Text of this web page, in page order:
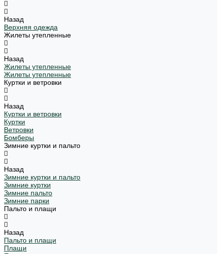
Назад
Верхняя одежда
Жилеты утепленные
Назад
Жилеты утепленные
Жилеты утепленные
Куртки и ветровки
Назад
Куртки и ветровки
Куртки
Ветровки
Бомберы
Зимние куртки и пальто
Назад
Зимние куртки и пальто
Зимние куртки
Зимние пальто
Зимние парки
Пальто и плащи
Назад
Пальто и плащи
Плащи